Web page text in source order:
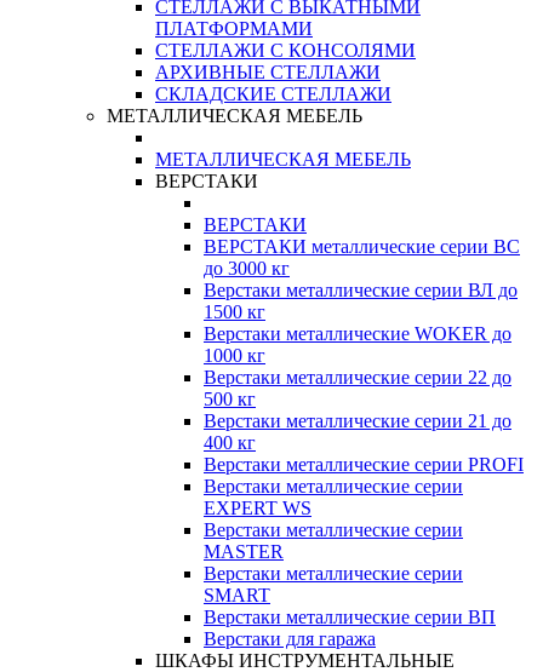
СТЕЛЛАЖИ С ВЫКАТНЫМИ
ПЛАТФОРМАМИ
СТЕЛЛАЖИ С КОНСОЛЯМИ
АРХИВНЫЕ СТЕЛЛАЖИ
СКЛАДСКИЕ СТЕЛЛАЖИ
МЕТАЛЛИЧЕСКАЯ МЕБЕЛЬ
МЕТАЛЛИЧЕСКАЯ МЕБЕЛЬ
ВЕРСТАКИ
ВЕРСТАКИ
ВЕРСТАКИ металлические серии ВС
до 3000 кг
Верстаки металлические серии ВЛ до
1500 кг
Верстаки металлические WOKER до
1000 кг
Верстаки металлические серии 22 до
500 кг
Верстаки металлические серии 21 до
400 кг
Верстаки металлические серии PROFI
Верстаки металлические серии
EXPERT WS
Верстаки металлические серии
MASTER
Верстаки металлические серии
SMART
Верстаки металлические серии ВП
Верстаки для гаража
ШКАФЫ ИНСТРУМЕНТАЛЬНЫЕ